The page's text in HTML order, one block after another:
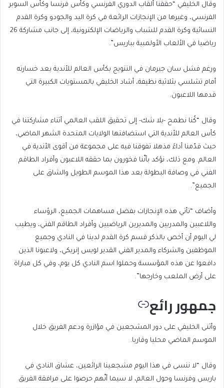
وقال الخليفي “حققنا ألقاب الدوري الفرنسي وكأس فرنسا وكأس السوبر
الفرنسي، وغيرها من الإنجازات الرائعة في كرة اليد والجودو وكرة القدم
النسائية وكرة القدم للشباب والرياضات الإلكترونية، إلى جانب مشاركة 26
رياضيا في الألعاب الأولمبية بباريس”.
ورغم فشل سان جيرمان في التتويج بكأس العالم للأندية بعد خسارته
أمام تشلسي بثلاثية نظيفة، أشاد الخليفي بالمستويات الكبيرة التي
قدمها اللاعبون.
وقال “كُنا نطمح -بلا شك- إلى تحقيق اللقب العالمي أثناء مشاركتنا في
كأس العالم للأندية التي استضافتها الولايات المتحدة الشهر الماضي،
حيث قدّمنا أداءً مذهلا تفوقنا فيه على مجموعة من أقوى الأندية في
العالم. ومع ذلك، نؤكد بأنّنا فخورون بما حققه اللاعبون وأفراد الطاقم
الفني في وصافة البطولة بعد هذا الموسم الطويل والشاق على
الجميع”.
وأضاف “تأتي هذه الإنجازات بفضل مساهمات الجميع، الرؤساء
واللاعبين والمدربين والمديرين الرياضيين وأفراد الطاقم الفني، ويطيب
لي اليوم أن أخص بالذكر قسم كرة القدم لدينا في النادي وجميع
الموظفين والشركاء والمدير الفني القدير لويس إنريكي، ولاعبونا الذين
دافعوا عن هذه المؤسسة وحملوا اسم النادي كل يوم، وفي كل مباراة
على أرض الملعب وخارجها”.
جمهور رائع
وأثنى الخليفي على دور المشجعين في مؤازرة ودعم الفريق خلال
الموسم الماضي محليا وقاريا.
وقال “لا ننسى في هذا اليوم مشجعينا الرائعين، عشاق النادي في
باريس وفرنسا وحول العالم، لا سيما أنّهم حرصوا على مرافقة الفريق